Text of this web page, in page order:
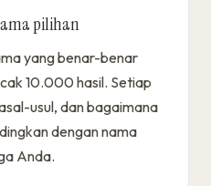
pilihan
yang benar-benar
10.000 hasil. Setiap
usul, dan bagaimana
dengan nama
Anda.